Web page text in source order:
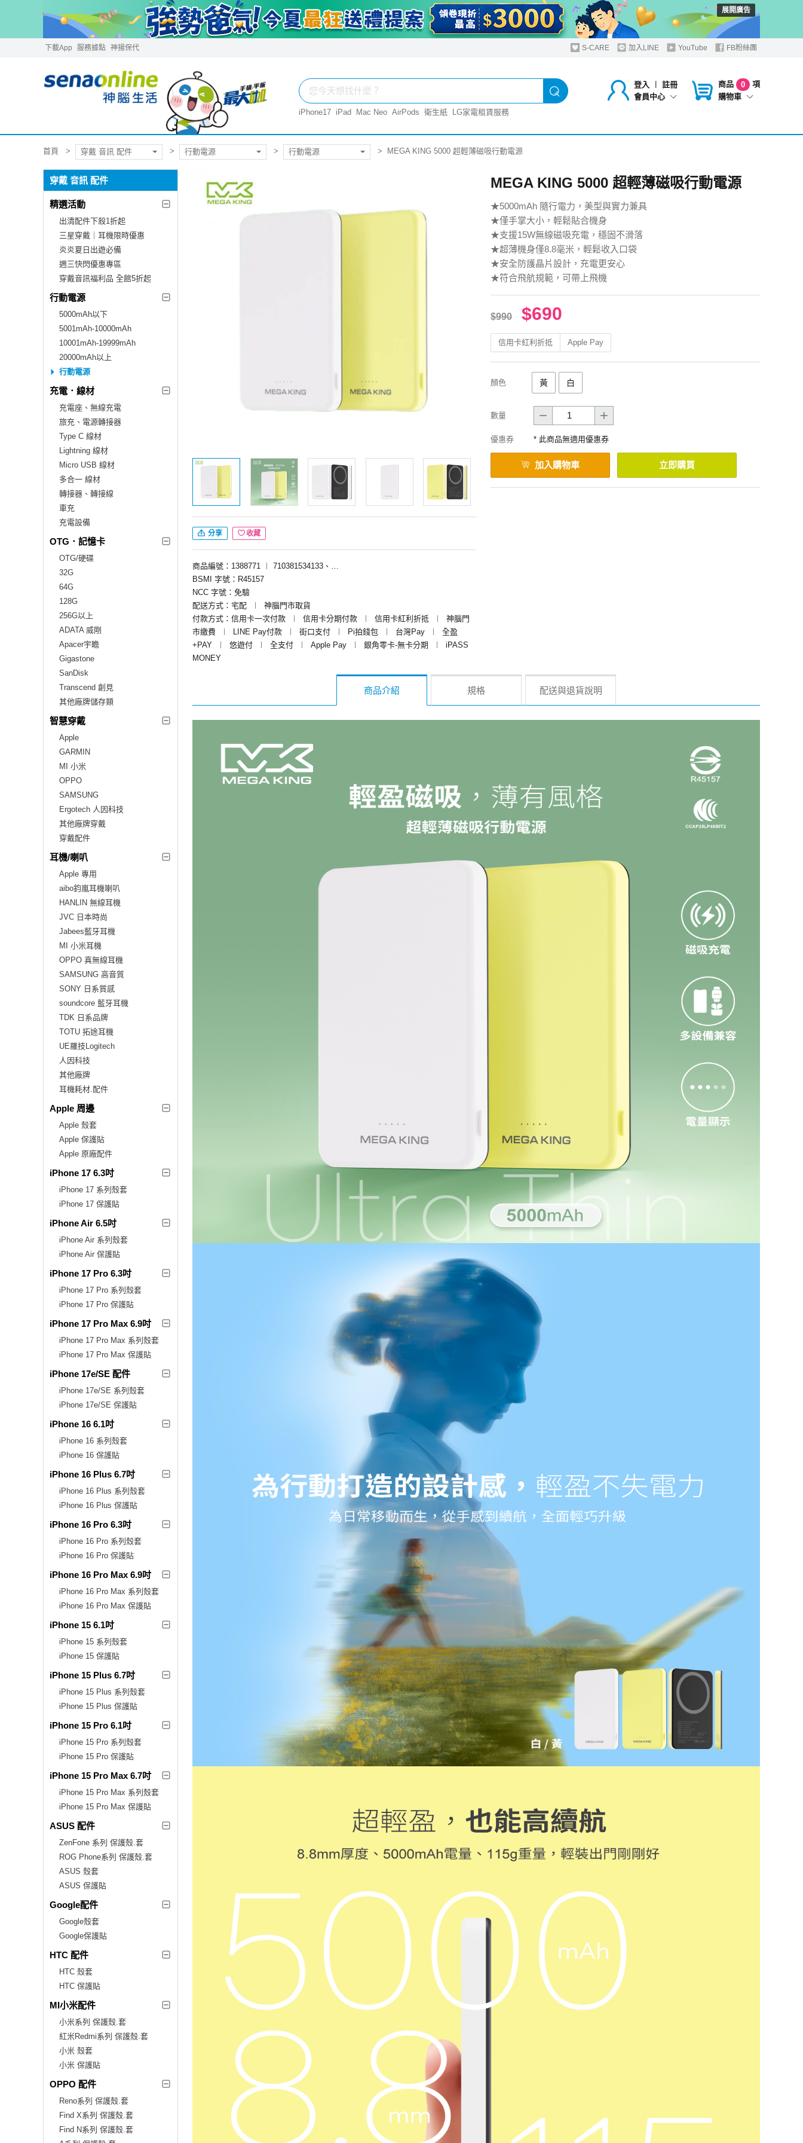
展開廣告
下載App 服務據點 神揚保代 S-CARE 加入LINE YouTube FB粉絲團
登入 ︱
註冊
會員中心
商品 0
項
購物車
iPhone17 iPad Mac Neo AirPods 衛生紙 LG家電租賃服務
首頁 穿戴 音訊 配件 行動電源 行動電源 MEGA KING 5000 超輕薄磁吸行動電源
穿戴 音訊 配件
精選活動
出清配件下殺1折起
三星穿戴｜耳機限時優惠
炎炎夏日出遊必備
週三快閃優惠專區
穿戴音訊福利品 全館5折起
行動電源
5000mAh以下
5001mAh-10000mAh
10001mAh-19999mAh
20000mAh以上
行動電源
充電．線材
充電座、無線充電
旅充、電源轉接器
Type C 線材
Lightning 線材
Micro USB 線材
多合一 線材
轉接器、轉接線
車充
充電設備
OTG．記憶卡
OTG/硬碟
32G
64G
128G
256G以上
ADATA 威剛
Apacer宇瞻
Gigastone
SanDisk
Transcend 創見
其他廠牌儲存類
智慧穿戴
Apple
GARMIN
MI 小米
OPPO
SAMSUNG
Ergotech 人因科技
其他廠牌穿戴
穿戴配件
耳機/喇叭
Apple 專用
aibo鈞嵐耳機喇叭
HANLIN 無線耳機
JVC 日本時尚
Jabees藍牙耳機
MI 小米耳機
OPPO 真無線耳機
SAMSUNG 高音質
SONY 日系質感
soundcore 藍牙耳機
TDK 日系品牌
TOTU 拓途耳機
UE羅技Logitech
人因科技
其他廠牌
耳機耗材.配件
Apple 周邊
Apple 殼套
Apple 保護貼
Apple 原廠配件
iPhone 17 6.3吋
iPhone 17 系列殼套
iPhone 17 保護貼
iPhone Air 6.5吋
iPhone Air 系列殼套
iPhone Air 保護貼
iPhone 17 Pro 6.3吋
iPhone 17 Pro 系列殼套
iPhone 17 Pro 保護貼
iPhone 17 Pro Max 6.9吋
iPhone 17 Pro Max 系列殼套
iPhone 17 Pro Max 保護貼
iPhone 17e/SE 配件
iPhone 17e/SE 系列殼套
iPhone 17e/SE 保護貼
iPhone 16 6.1吋
iPhone 16 系列殼套
iPhone 16 保護貼
iPhone 16 Plus 6.7吋
iPhone 16 Plus 系列殼套
iPhone 16 Plus 保護貼
iPhone 16 Pro 6.3吋
iPhone 16 Pro 系列殼套
iPhone 16 Pro 保護貼
iPhone 16 Pro Max 6.9吋
iPhone 16 Pro Max 系列殼套
iPhone 16 Pro Max 保護貼
iPhone 15 6.1吋
iPhone 15 系列殼套
iPhone 15 保護貼
iPhone 15 Plus 6.7吋
iPhone 15 Plus 系列殼套
iPhone 15 Plus 保護貼
iPhone 15 Pro 6.1吋
iPhone 15 Pro 系列殼套
iPhone 15 Pro 保護貼
iPhone 15 Pro Max 6.7吋
iPhone 15 Pro Max 系列殼套
iPhone 15 Pro Max 保護貼
ASUS 配件
ZenFone 系列 保護殼.套
ROG Phone系列 保護殼.套
ASUS 殼套
ASUS 保護貼
Google配件
Google殼套
Google保護貼
HTC 配件
HTC 殼套
HTC 保護貼
MI小米配件
小米系列 保護殼.套
紅米Redmi系列 保護殼.套
小米 殼套
小米 保護貼
OPPO 配件
Reno系列 保護殼.套
Find X系列 保護殼.套
Find N系列 保護殼.套
分享 收藏
商品編號：1388771 ︱
BSMI 字號：R45157
NCC 字號：免驗
配送方式：宅配
︱
神腦門市取貨
付款方式：信用卡一次付款
︱ 信用卡分期付款 ︱ 信用卡紅利折抵 ︱
神腦門
市繳費
︱ LINE Pay付款 ︱ 街口支付 ︱ Pi拍錢包 ︱ 台灣Pay ︱
全盈
+PAY
︱ 悠遊付 ︱ 全支付 ︱ Apple Pay ︱ 銀角零卡-無卡分期 ︱
iPASS
MONEY
MEGA KING 5000 超輕薄磁吸行動電源
★5000mAh 隨行電力，美型與實力兼具
★僅手掌大小，輕鬆貼合機身
★支援15W無線磁吸充電，穩固不滑落
★超薄機身僅8.8毫米，輕鬆收入口袋
★安全防護晶片設計，充電更安心
★符合飛航規範，可帶上飛機
$990 $690
信用卡紅利折抵 Apple Pay
顏色 黃 白
數量
優惠券 * 此商品無適用優惠券
加入購物車 立即購買
商品介紹 規格 配送與退貨說明